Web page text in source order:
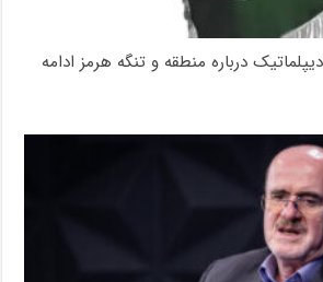
درباره منطقه و تنگه هرمز ادامه